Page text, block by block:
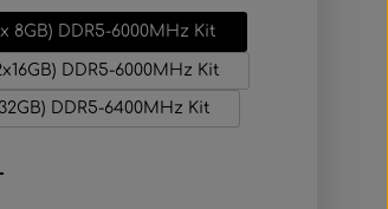
8GB) DDR5-6000MHz Kit
DDR5-6000MHz Kit
DDR5-6400MHz Kit
den gewünschten